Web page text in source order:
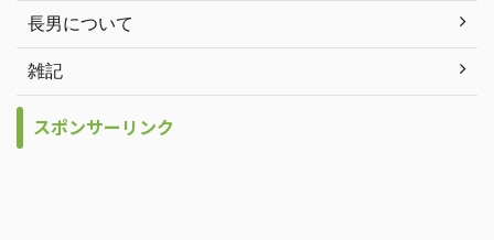
長男について
雑記
スポンサーリンク